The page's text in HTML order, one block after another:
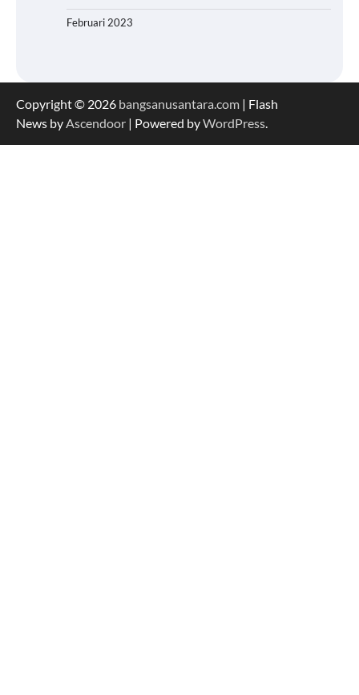
Februari 2023
Copyright © 2026 bangsanusantara.com | Flash
News by Ascendoor | Powered byWordPress